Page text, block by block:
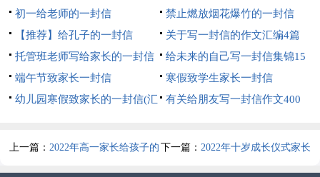
初一给老师的一封信
禁止燃放烟花爆竹的一封信
【推荐】给孔子的一封信
关于写一封信的作文汇编4篇
托管班老师写给家长的一封信
（精选7篇）
给未来的自己写一封信集锦15
篇
端午节致家长一封信
寒假致学生家长一封信
幼儿园寒假致家长的一封信(汇
有关给朋友写一封信作文400
上一篇：2022年高一家长给孩子的
一封信（通用12篇）
下一篇： 2022年十岁成长仪式家长
给孩子的一封信（精选5篇）